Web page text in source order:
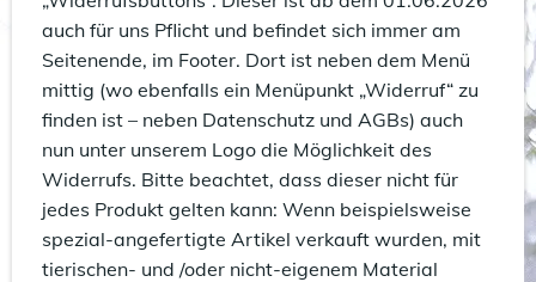
auch für uns Pflicht und befindet sich immer am
Seitenende, im Footer. Dort ist neben dem Menü
mittig (wo ebenfalls ein Menüpunkt „Widerruf“ zu
finden ist – neben Datenschutz und AGBs) auch
nun unter unserem Logo die Möglichkeit des
Widerrufs. Bitte beachtet, dass dieser nicht für
jedes Produkt gelten kann: Wenn beispielsweise
spezial-angefertigte Artikel verkauft wurden, mit
tierischen- und /oder nicht-eigenem Material